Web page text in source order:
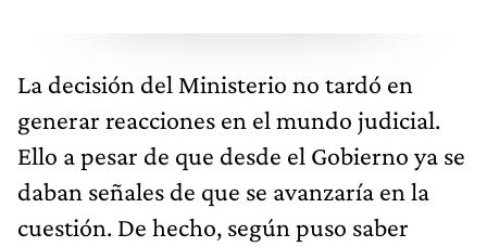
La decisión del Ministerio no tardó en
generar reacciones en el mundo judicial.
Ello a pesar de que desde el Gobierno ya se
daban señales de que se avanzaría en la
cuestión. De hecho, según puso saber